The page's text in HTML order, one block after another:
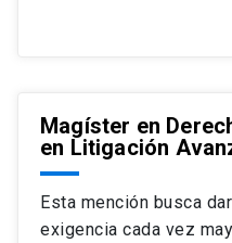
Magíster en
en Litigación
Esta mención busca
exigencia cada vez